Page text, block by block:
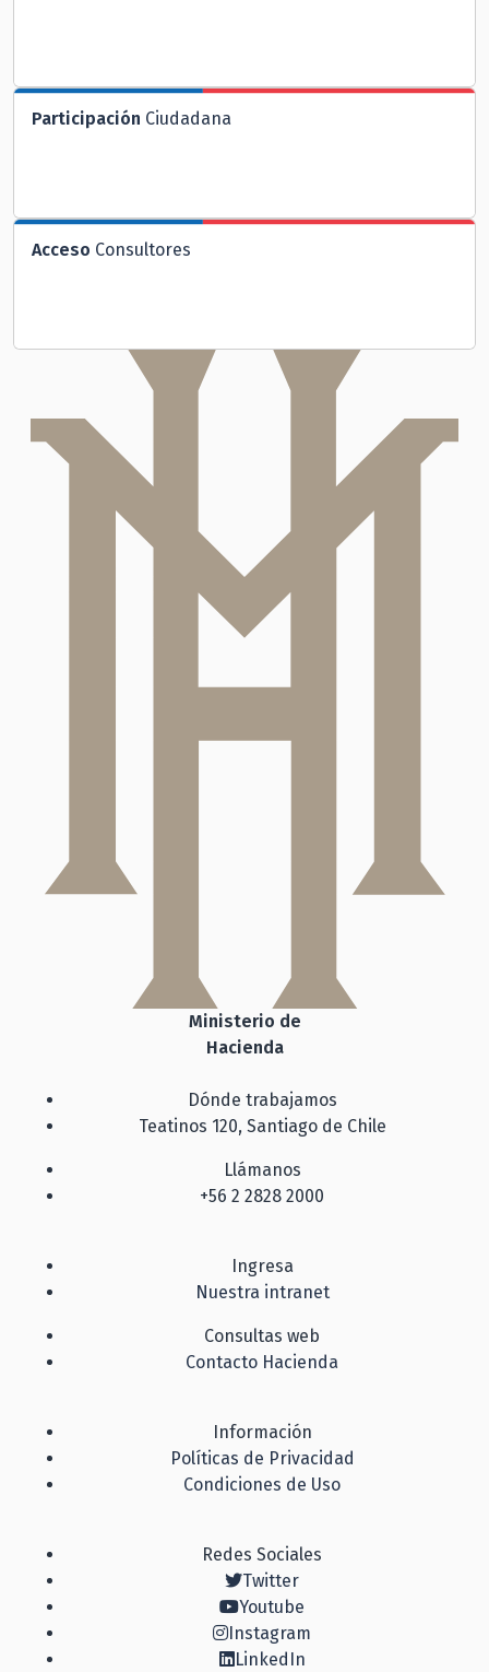
Participación Ciudadana
Acceso Consultores
Ministerio de
Hacienda
Dónde trabajamos
Teatinos 120, Santiago de Chile
Llámanos
+56 2 2828 2000
Ingresa
Nuestra intranet
Consultas web
Contacto Hacienda
Información
Políticas de Privacidad
Condiciones de Uso
Redes Sociales
Twitter
Youtube
Instagram
LinkedIn